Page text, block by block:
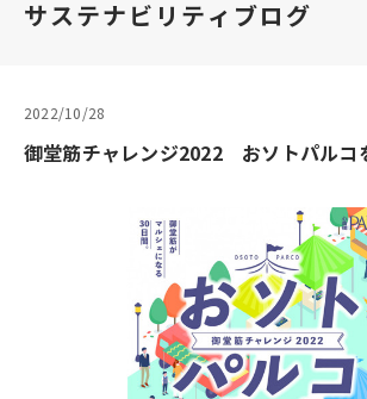
サステナビリティブログ
2022/10/28
御堂筋チャレンジ2022 おソトパルコ